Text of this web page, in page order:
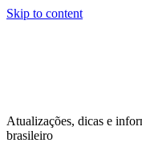
Skip to content
Atualizações, dicas e
brasileiro